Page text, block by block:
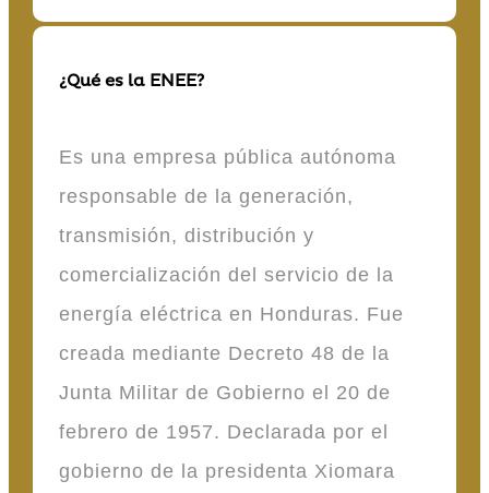
¿Qué es la ENEE?
Es una empresa pública autónoma
responsable de la generación,
transmisión, distribución y
comercialización del servicio de la
energía eléctrica en Honduras. Fue
creada mediante Decreto 48 de la
Junta Militar de Gobierno el 20 de
febrero de 1957. Declarada por el
gobierno de la presidenta Xiomara